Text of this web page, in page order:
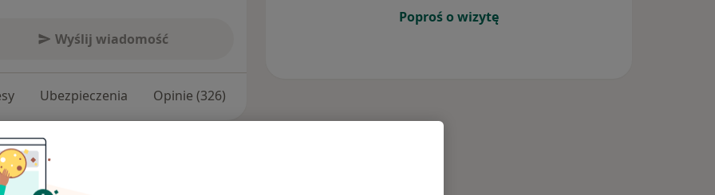
Wyślij wiadomość
Ubezpieczenia Opinie (326)
Poproś o wizytę